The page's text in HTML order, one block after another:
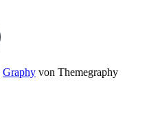
Graphy von Themegraphy